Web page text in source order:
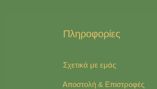
Πληροφορίες
Σχετικά με εμάς
Αποστολή & Επιστροφές